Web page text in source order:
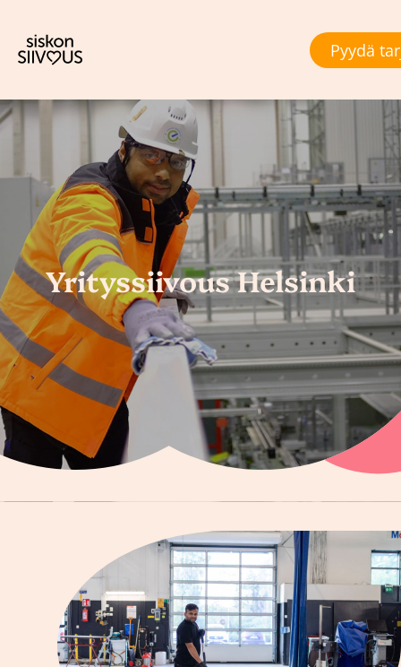
Pyydä
Yrityssiivous Helsinki